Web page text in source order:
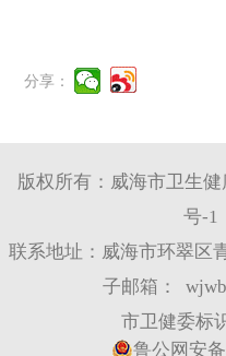
分享：
版权所有：威海市卫生
号-1
联系地址：威海市环翠区
子邮箱：
市卫健委标
鲁公网安